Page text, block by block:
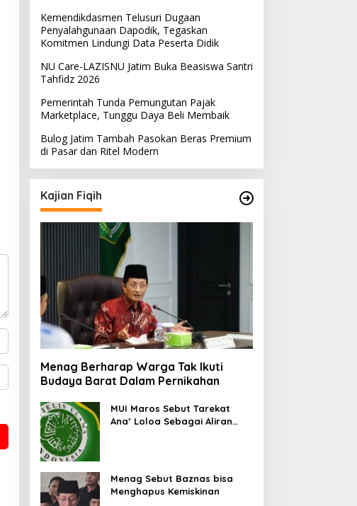
Kemendikdasmen Telusuri Dugaan
Penyalahgunaan Dapodik, Tegaskan
Komitmen Lindungi Data Peserta Didik
NU Care-LAZISNU Jatim Buka Beasiswa Santri
Tahfidz 2026
Pemerintah Tunda Pemungutan Pajak
Marketplace, Tunggu Daya Beli Membaik
Bulog Jatim Tambah Pasokan Beras Premium
di Pasar dan Ritel Modern
Kajian Fiqih
Menag Berharap Warga Tak Ikuti
Budaya Barat Dalam Pernikahan
MUI Maros Sebut Tarekat
Ana’ Loloa Sebagai Aliran
Menag Sebut Baznas bisa
Menghapus Kemiskinan